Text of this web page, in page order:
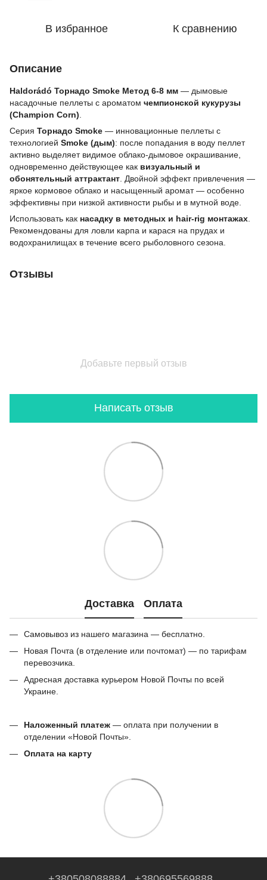
В избранное К сравнению
Описание
Haldorádó Торнадо Smoke Метод 6-8 мм — дымовые
насадочные пеллеты с ароматом чемпионской кукурузы
(Champion Corn)
Серия Торнадо Smoke — инновационные пеллеты с
технологией Smoke (дым): после попадания в воду пеллет
активно выделяет видимое облако-дымовое окрашивание,
одновременно действующее как визуальный и
обонятельный аттрактант . Двойной эффект привлечения —
яркое кормовое облако и насыщенный аромат — особенно
эффективны при низкой активности рыбы и в мутной воде.
Использовать как насадку в методных и hair-rig монтажах
Рекомендованы для ловли карпа и карася на прудах и
водохранилищах в течение всего рыболовного сезона.
Отзывы
Добавьте первый отзыв
Написать отзыв
Доставка Оплата
Самовывоз из нашего магазина — бесплатно.
Новая Почта (в отделение или почтомат) — по тарифам
перевозчика.
Адресная доставка курьером Новой Почты по всей
Украине.
Наложенный платеж — оплата при получении в
отделении «Новой Почты».
Оплата на карту